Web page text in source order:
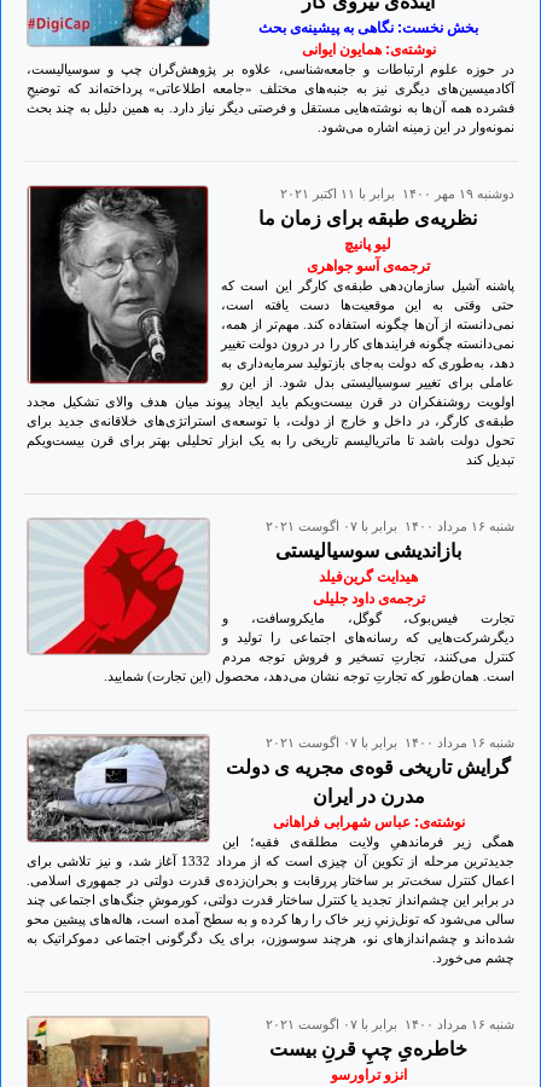
بخش نخست: نگاهی به پیشینه‌ی بحث
نوشته‌ی: همایون ایوانی
در حوزه علوم ارتباطات و جامعه‌شناسی، علاوه بر پژوهش‌گران چپ و سوسیالیست،
آکادمیسین‌های دیگری نیز به جنبه‌های مختلف «جامعه اطلاعاتی» پرداخته‌اند که توضیحِ
فشرده همه آن‌ها به نوشته‌هایی مستقل و فرصتی دیگر نیاز دارد. به همین دلیل به چند بحث
نمونه‌وار در این زمینه اشاره می‌شود.
دوشنبه ۱۹ مهر ۱۴۰۰ برابر با ۱۱ اکتبر ۲۰۲۱
نظریه‌ی طبقه برای زمان ما
لیو پانیچ
ترجمه‌ی آسو جواهری
پاشنه آشیل سازمان‌دهی طبقه‌ی کارگر این است که
حتی وقتی به این موقعیت‌ها دست یافته است،
نمی‌دانسته از آن‌ها چگونه استفاده کند. مهم‌تر از همه،
نمی‌دانسته چگونه فرایندهای کار را در درون دولت تغییر
دهد، به‌طوری که دولت به‌جای بازتولید سرمایه‌داری به
عاملی برای تغییر سوسیالیستی بدل شود. از این رو
اولویت روشنفکران در قرن بیست‌ویکم باید ایجاد پیوند میان هدف والای تشکیل مجدد
طبقه‌ی کارگر، در داخل و خارج از دولت، با توسعه‌ی استراتژی‌های خلاقانه‌ی جدید برای
تحول دولت باشد تا ماتریالیسم تاریخی را به یک ابزار تحلیلی بهتر برای قرن بیست‌ویکم
تبدیل کند
شنبه ۱۶ مرداد ۱۴۰۰ برابر با ۰۷ اگوست ۲۰۲۱
بازاندیشی سوسیالیستی
هیدایت گرین‌فیلد
ترجمه‌ی داود جلیلی
تجارت فیس‌بوک، گوگل، مایکروسافت، و
دیگرشرکت‌هایی که رسانه‌های اجتماعی را تولید و
کنترل می‌کنند، تجارتِ تسخیر و فروش توجه مردم
است. همان‌طور که تجارتِ توجه نشان می‌دهد، محصول (این تجارت) شمایید.
شنبه ۱۶ مرداد ۱۴۰۰ برابر با ۰۷ اگوست ۲۰۲۱
گرایش تاریخی قوه‌ی مجریه‎ ی دولت
مدرن در ایران
نوشته‌ی: عباس شهرابی فراهانی
همگی زیر فرماندهیِ ولایت مطلقه‌ی فقیه؛ این
جدیدترین مرحله از تکوین آن چیزی است که از مرداد 1332 آغاز شد، و نیز تلاشی برای
اعمال کنترل سخت‌تر بر ساختار پررقابت و بحران‌زده‌ی قدرت دولتی در جمهوری اسلامی.
در برابر این چشم‌انداز تجدید یا کنترل ساختار قدرت دولتی، کورموشِ جنگ‌های اجتماعی چند
سالی می‌شود که تونل‌زنیِ زیر خاک را رها کرده و به سطح آمده است، هاله‌های پیشین محو
شده‌اند و چشم‌اندازهای نو، هرچند سوسوزن، برای یک دگرگونی اجتماعی دموکراتیک به
چشم می‌خورد.
شنبه ۱۶ مرداد ۱۴۰۰ برابر با ۰۷ اگوست ۲۰۲۱
خاطره‌یِ چپِ قرنِ بیست
انزو تراورسو